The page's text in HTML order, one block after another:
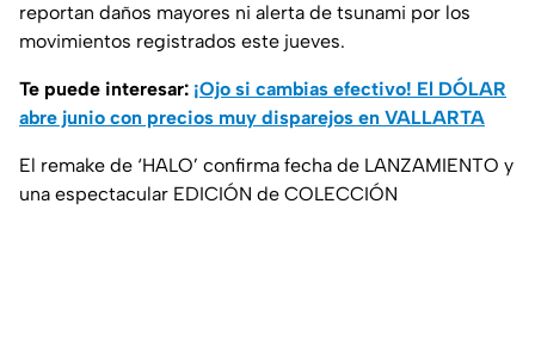
reportan daños mayores ni alerta de tsunami por los
movimientos registrados este jueves.
Te puede interesar: ¡Ojo si cambias efectivo! El DÓLAR
abre junio con precios muy disparejos en VALLARTA
El remake de ‘HALO’ confirma fecha de LANZAMIENTO y
una espectacular EDICIÓN de COLECCIÓN